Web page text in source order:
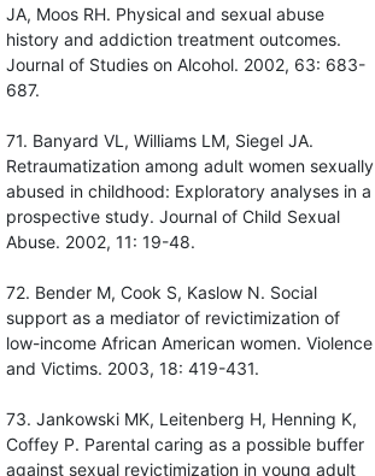
JA, Moos RH. Physical and sexual abuse
history and addiction treatment outcomes.
Journal of Studies on Alcohol. 2002, 63: 683-
687.
71. Banyard VL, Williams LM, Siegel JA.
Retraumatization among adult women sexually
abused in childhood: Exploratory analyses in a
prospective study. Journal of Child Sexual
Abuse. 2002, 11: 19-48.
72. Bender M, Cook S, Kaslow N. Social
support as a mediator of revictimization of
low-income African American women. Violence
and Victims. 2003, 18: 419-431.
73. Jankowski MK, Leitenberg H, Henning K,
Coffey P. Parental caring as a possible buffer
against sexual revictimization in young adult